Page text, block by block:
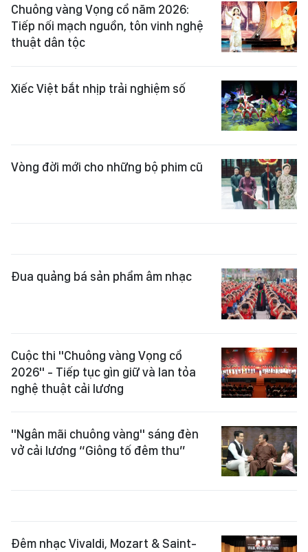
Chuông vàng Vọng cổ năm 2026:
Tiếp nối mạch nguồn, tôn vinh nghệ
thuật dân tộc
Xiếc Việt bắt nhịp trải nghiệm số
Vòng đời mới cho những bộ phim cũ
Đua quảng bá sản phẩm âm nhạc
Cuộc thi "Chuông vàng Vọng cổ
2026" - Tiếp tục gìn giữ và lan tỏa
nghệ thuật cải lương
"Ngân mãi chuông vàng" sáng đèn
vở cải lương “Giông tố đêm thu”
Đêm nhạc Vivaldi, Mozart & Saint-